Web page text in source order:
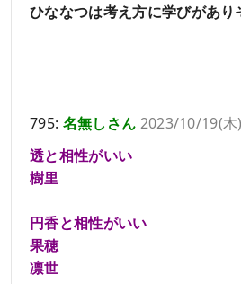
ひななつは考え方に学びがあ
795: 名無しさん 2023/10/19(
透と相性がいい
樹里
円香と相性がいい
果穂
凛世